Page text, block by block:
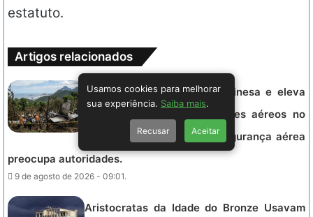
estatuto.
Artigos relacionados
Helicóptero cai na Vista Chinesa e eleva
total de mortes em acidentes aéreos no
Rio a 38 em oito meses. Segurança aérea
preocupa autoridades.
9 de agosto de 2026 - 09:01.
Aristocratas da Idade do Bronze Usavam
Usamos cookies para melhorar
sua experiência. Saiba mais
Recusar Aceitar